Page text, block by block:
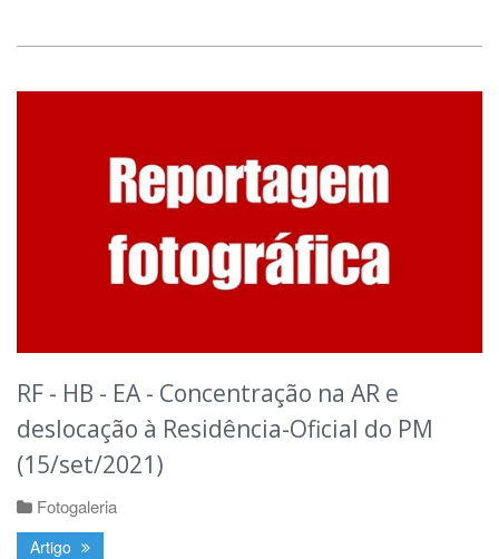
RF - HB - EA - Concentração na AR e
deslocação à Residência-Oficial do PM
(15/set/2021)
Fotogaleria
Artigo